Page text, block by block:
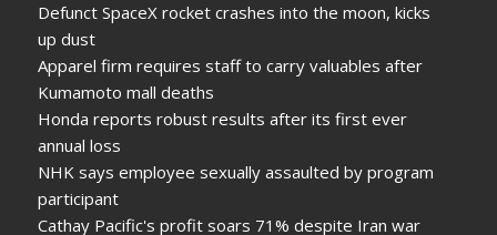
Defunct SpaceX rocket crashes into the moon, kicks
up dust
Apparel firm requires staff to carry valuables after
Kumamoto mall deaths
Honda reports robust results after its first ever
annual loss
NHK says employee sexually assaulted by program
participant
Cathay Pacific's profit soars 71% despite Iran war